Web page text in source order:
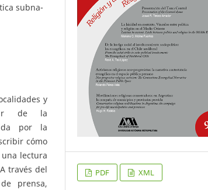
subna-
y
de la
por la
cómo
lectura
través del
prensa,
PDF XML